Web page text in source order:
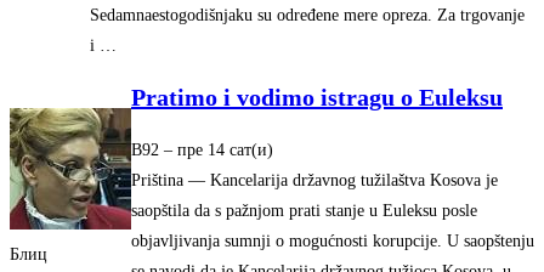
Sedamnaestogodišnjaku su određene mere opreza. Za trgovanje
i …
Блиц
Pratimo i vodimo istragu o Euleksu
B92 – ‎пре 14 сат(и)‎
Priština — Kancelarija državnog tužilaštva Kosova je
saopštila da s pažnjom prati stanje u Euleksu posle
objavljivanja sumnji o mogućnosti korupcije. U saopštenju